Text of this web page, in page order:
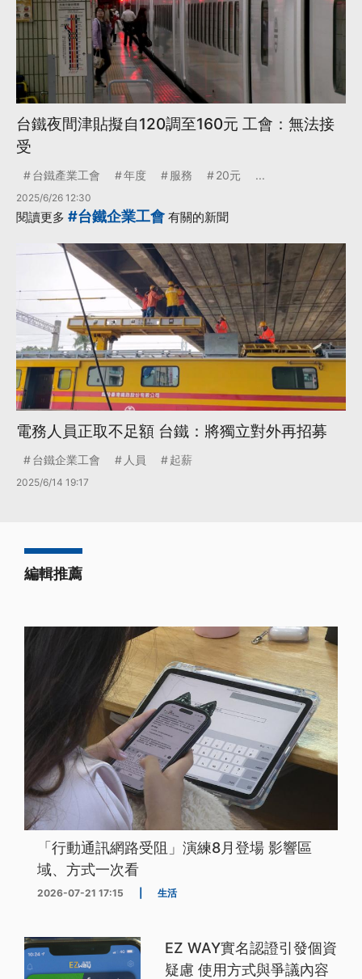
台鐵夜間津貼擬自120調至160元 工會：無法接
受
台鐵產業工會 年度 服務 20元 ...
2025/6/26 12:30
閱讀更多 #台鐵企業工會 有關的新聞
電務人員正取不足額 台鐵：將獨立對外再招募
台鐵企業工會 人員 起薪
2025/6/14 19:17
編輯推薦
「行動通訊網路受阻」演練8月登場 影響區
域、方式一次看
2026-07-21 17:15 生活
EZ WAY實名認證引發個資
疑慮 使用方式與爭議內容